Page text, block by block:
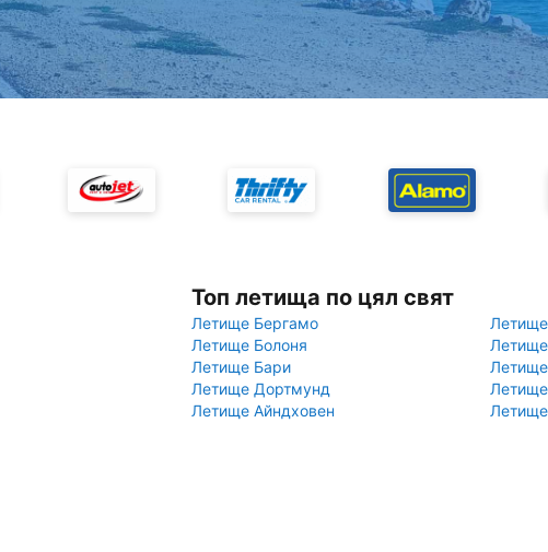
Топ летища по цял свят
Летище Бергамо
Летище Болоня
Летище Бари
Летище Дортмунд
Летище Айндховен